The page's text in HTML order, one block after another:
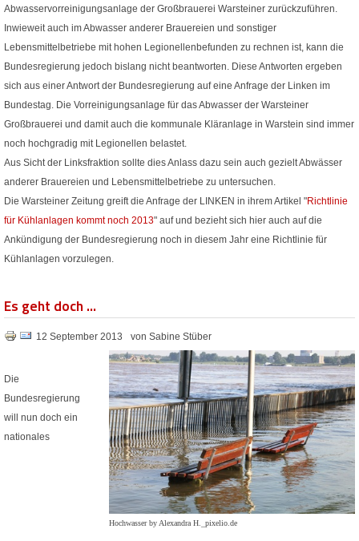
Abwasservorreinigungsanlage der Großbrauerei Warsteiner zurückzuführen.
Inwieweit auch im Abwasser anderer Brauereien und sonstiger
Lebensmittelbetriebe mit hohen Legionellenbefunden zu rechnen ist, kann die
Bundesregierung jedoch bislang nicht beantworten. Diese Antworten ergeben
sich aus einer Antwort der Bundesregierung auf eine Anfrage der Linken im
Bundestag. Die Vorreinigungsanlage für das Abwasser der Warsteiner
Großbrauerei und damit auch die kommunale Kläranlage in Warstein sind immer
noch hochgradig mit Legionellen belastet.
Aus Sicht der Linksfraktion sollte dies Anlass dazu sein auch gezielt Abwässer
anderer Brauereien und Lebensmittelbetriebe zu untersuchen.
Die Warsteiner Zeitung greift die Anfrage der LINKEN in ihrem Artikel "Richtlinie
für Kühlanlagen kommt noch 2013" auf und bezieht sich hier auch auf die
Ankündigung der Bundesregierung noch in diesem Jahr eine Richtlinie für
Kühlanlagen vorzulegen.
Es geht doch ...
12 September 2013 von Sabine Stüber
Hochwasser by Alexandra H._pixelio.de
Die
Bundesregierung
will nun doch ein
nationales